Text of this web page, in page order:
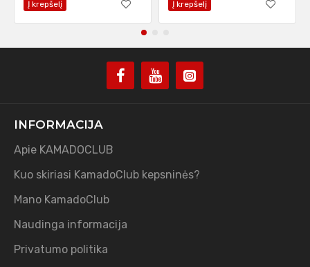
Į krepšelį Į krepšelį
INFORMACIJA
Apie KAMADOCLUB
Kuo skiriasi KamadoClub kepsninės?
Mano KamadoClub
Naudinga informacija
Privatumo politika